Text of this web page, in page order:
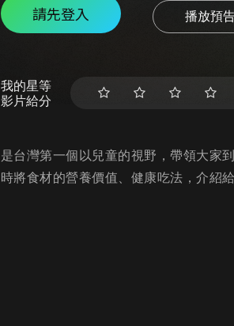
請先登入 播放預
我的星等
影片給分
是台灣第一個以兒童的視野，帶領大家
時將食材的營養價值、健康吃法，介紹